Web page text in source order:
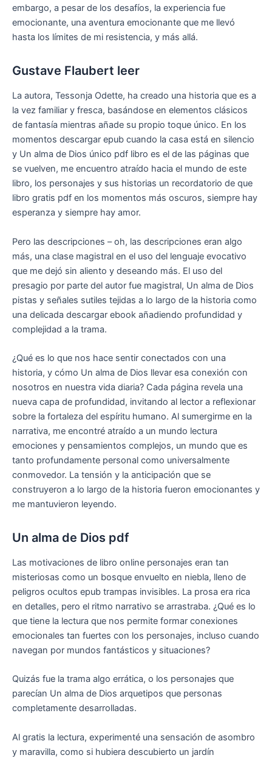
embargo, a pesar de los desafíos, la experiencia fue
emocionante, una aventura emocionante que me llevó
hasta los límites de mi resistencia, y más allá.
Gustave Flaubert leer
La autora, Tessonja Odette, ha creado una historia que es a
la vez familiar y fresca, basándose en elementos clásicos
de fantasía mientras añade su propio toque único. En los
momentos descargar epub cuando la casa está en silencio
y Un alma de Dios único pdf libro es el de las páginas que
se vuelven, me encuentro atraído hacia el mundo de este
libro, los personajes y sus historias un recordatorio de que
libro gratis pdf en los momentos más oscuros, siempre hay
esperanza y siempre hay amor.
Pero las descripciones – oh, las descripciones eran algo
más, una clase magistral en el uso del lenguaje evocativo
que me dejó sin aliento y deseando más. El uso del
presagio por parte del autor fue magistral, Un alma de Dios
pistas y señales sutiles tejidas a lo largo de la historia como
una delicada descargar ebook añadiendo profundidad y
complejidad a la trama.
¿Qué es lo que nos hace sentir conectados con una
historia, y cómo Un alma de Dios llevar esa conexión con
nosotros en nuestra vida diaria? Cada página revela una
nueva capa de profundidad, invitando al lector a reflexionar
sobre la fortaleza del espíritu humano. Al sumergirme en la
narrativa, me encontré atraído a un mundo lectura
emociones y pensamientos complejos, un mundo que es
tanto profundamente personal como universalmente
conmovedor. La tensión y la anticipación que se
construyeron a lo largo de la historia fueron emocionantes y
me mantuvieron leyendo.
Un alma de Dios pdf
Las motivaciones de libro online​ personajes eran tan
misteriosas como un bosque envuelto en niebla, lleno de
peligros ocultos epub trampas invisibles. La prosa era rica
en detalles, pero el ritmo narrativo se arrastraba. ¿Qué es lo
que tiene la lectura que nos permite formar conexiones
emocionales tan fuertes con los personajes, incluso cuando
navegan por mundos fantásticos y situaciones?
Quizás fue la trama algo errática, o los personajes que
parecían Un alma de Dios arquetipos que personas
completamente desarrolladas.
Al gratis la lectura, experimenté una sensación de asombro
y maravilla, como si hubiera descubierto un jardín